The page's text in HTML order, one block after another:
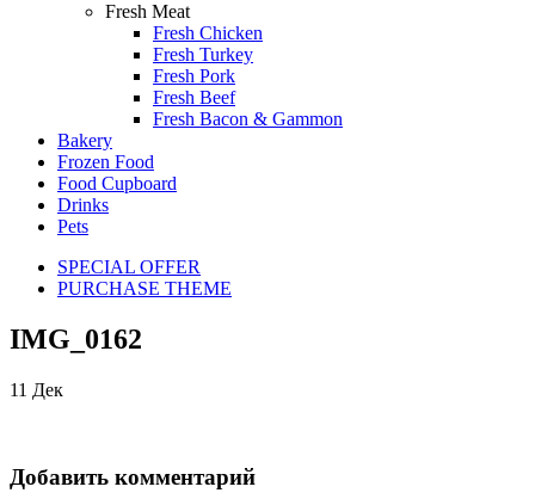
Fresh Meat
Fresh Chicken
Fresh Turkey
Fresh Pork
Fresh Beef
Fresh Bacon & Gammon
Bakery
Frozen Food
Food Cupboard
Drinks
Pets
SPECIAL OFFER
PURCHASE THEME
IMG_0162
11 Дек
Добавить комментарий